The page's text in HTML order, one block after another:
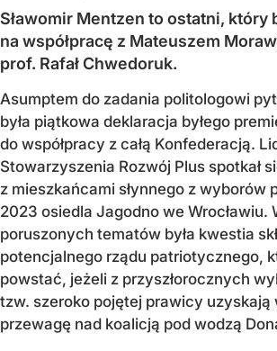
Sławomir Mentzen to ostatni, który
na współpracę z Mateuszem
prof. Rafał Chwedoruk.
Asumptem do zadania politologowi
była piątkowa deklaracja byłego
do współpracy z całą Konfederacją.
Stowarzyszenia Rozwój Plus spotkał
z mieszkańcami słynnego z wyborów
2023 osiedla Jagodno we Wrocławiu.
poruszonych tematów była kwestia
potencjalnego rządu patriotycznego,
powstać, jeżeli z przyszłorocznych
tzw. szeroko pojętej prawicy uzyskają
przewagę nad koalicją pod wodzą